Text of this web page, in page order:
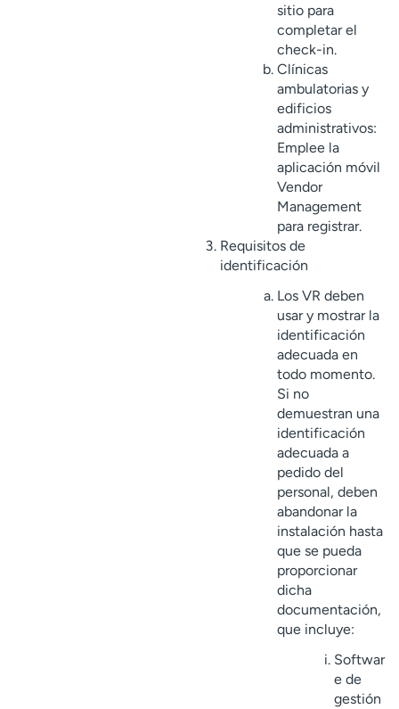
sitio para
completar el
check-in.
Clínicas
ambulatorias y
edificios
administrativos:
Emplee la
aplicación móvil
Vendor
Management
para registrar.
Requisitos de
identificación
Los VR deben
usar y mostrar la
identificación
adecuada en
todo momento.
Si no
demuestran una
identificación
adecuada a
pedido del
personal, deben
abandonar la
instalación hasta
que se pueda
proporcionar
dicha
documentación,
que incluye:
Softwar
e de
gestión